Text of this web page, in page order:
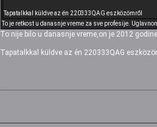
Tapatalkkal küldve az én 220333QAG eszközömről
To je retkost u danasnje vreme za sve profesije.
To nije bilo u danasnje vreme,on je 2012
Tapatalkkal küldve az én 220333QAG